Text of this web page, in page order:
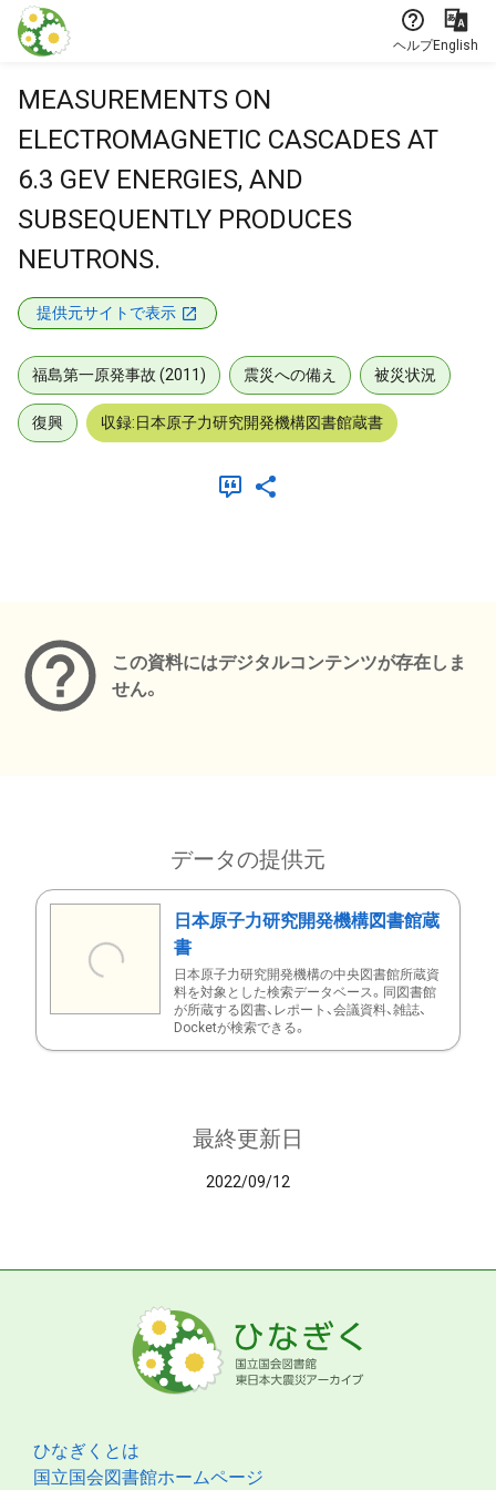
本文に飛ぶ
ヘルプEnglish
MEASUREMENTS ON
ELECTROMAGNETIC CASCADES AT
6.3 GEV ENERGIES, AND
SUBSEQUENTLY PRODUCES
NEUTRONS.
提供元サイトで表示
福島第一原発事故 (2011) 震災への備え 被災状況
復興 収録:日本原子力研究開発機構図書館蔵書
この資料にはデジタルコンテンツが存在しま
せん。
データの提供元
日本原子力研究開発機構図書館蔵
書
日本原子力研究開発機構の中央図書館所蔵資
料を対象とした検索データベース。同図書館
が所蔵する図書、レポート、会議資料、雑誌、
Docketが検索できる。
最終更新日
2022/09/12
ひなぎくとは
国立国会図書館ホームページ